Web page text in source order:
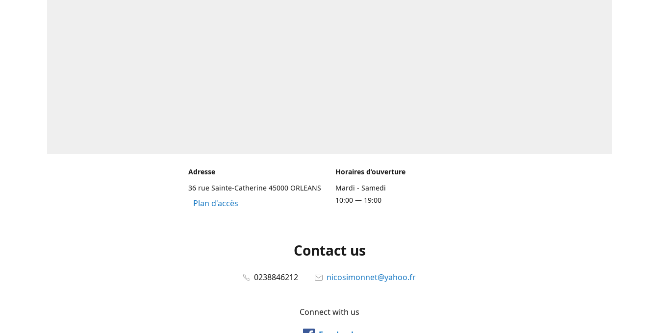
Adresse
36 rue Sainte-Catherine 45000 ORLEANS
Plan d'accès
Horaires d’ouverture
Mardi - Samedi
10:00 — 19:00
Contact us
0238846212 nicosimonnet@yahoo.fr
Connect with us